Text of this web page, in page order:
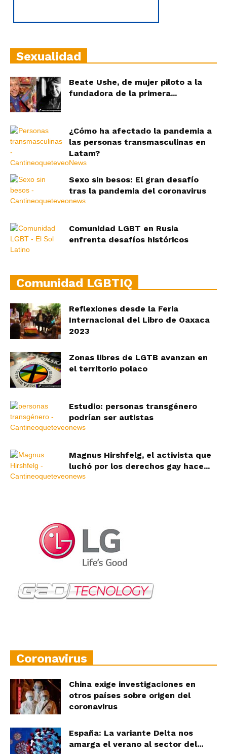
Sexualidad
Beate Ushe, de mujer piloto a la
fundadora de la primera...
¿Cómo ha afectado la pandemia a
las personas transmasculinas en
Latam?
Sexo sin besos: El gran desafío
tras la pandemia del coronavirus
Comunidad LGBT en Rusia
enfrenta desafíos históricos
Comunidad LGBTIQ
Reflexiones desde la Feria
Internacional del Libro de Oaxaca
2023
Zonas libres de LGTB avanzan en
el territorio polaco
Estudio: personas transgénero
podrían ser autistas
Magnus Hirshfelg, el activista que
luchó por los derechos gay hace...
Coronavirus
China exige investigaciones en
otros países sobre origen del
coronavirus
España: La variante Delta nos
amarga el verano al sector del...